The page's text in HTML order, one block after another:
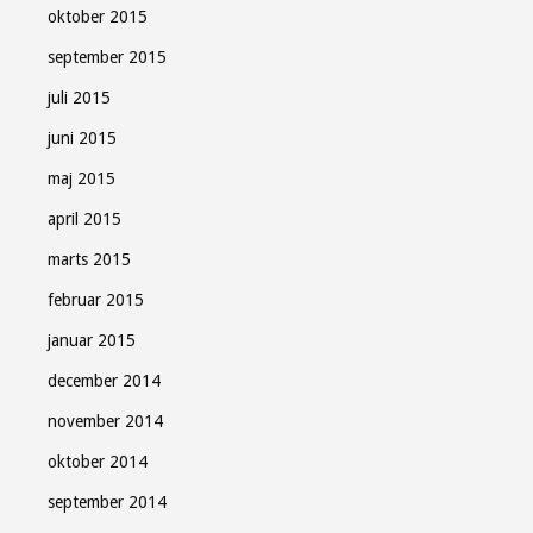
oktober 2015
september 2015
juli 2015
juni 2015
maj 2015
april 2015
marts 2015
februar 2015
januar 2015
december 2014
november 2014
oktober 2014
september 2014